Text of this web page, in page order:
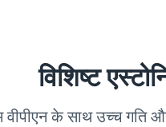
विशिष्ट
वीपीएन के साथ उच्च